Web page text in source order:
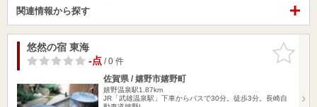
関連情報から探す
お気に入
りに追加
悠然の宿 東海
-点/ 0 件
佐賀県 / 嬉野市嬉野町
嬉野温泉駅1.87km
JR「武雄温泉駅」下車からバスで30分。徒歩3分。長崎自